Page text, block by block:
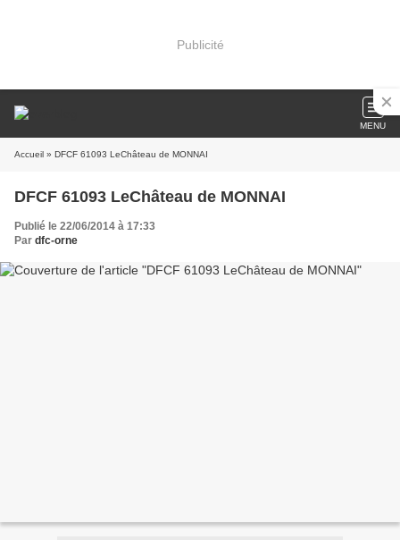
Publicité
MENU
Accueil » DFCF 61093 LeChâteau de MONNAI
DFCF 61093 LeChâteau de MONNAI
Publié le 22/06/2014 à 17:33
Par dfc-orne